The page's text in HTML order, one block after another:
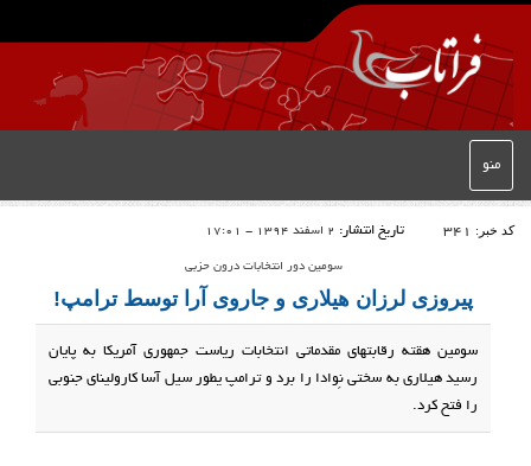
منو
کد خبر: 341 تاریخ انتشار: 2 اسفند 1394 - 17:01
سومین دور انتخابات درون حزبی
پیروزی لرزان هیلاری و جاروی آرا توسط ترامپ!
سومین هقته رقابتهای مقدماتی انتخابات ریاست جمهوری آمریکا به پایان
رسید هیلاری به سختی نِوادا را برد و ترامپ یطور سیل آسا کارولینای جنوبی
را فتح کرد.